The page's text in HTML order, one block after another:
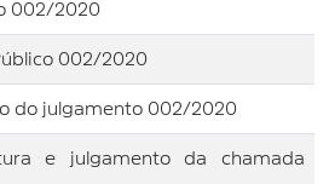
002/2020
002/2020
do julgamento 002/2020
e julgamento da chamada